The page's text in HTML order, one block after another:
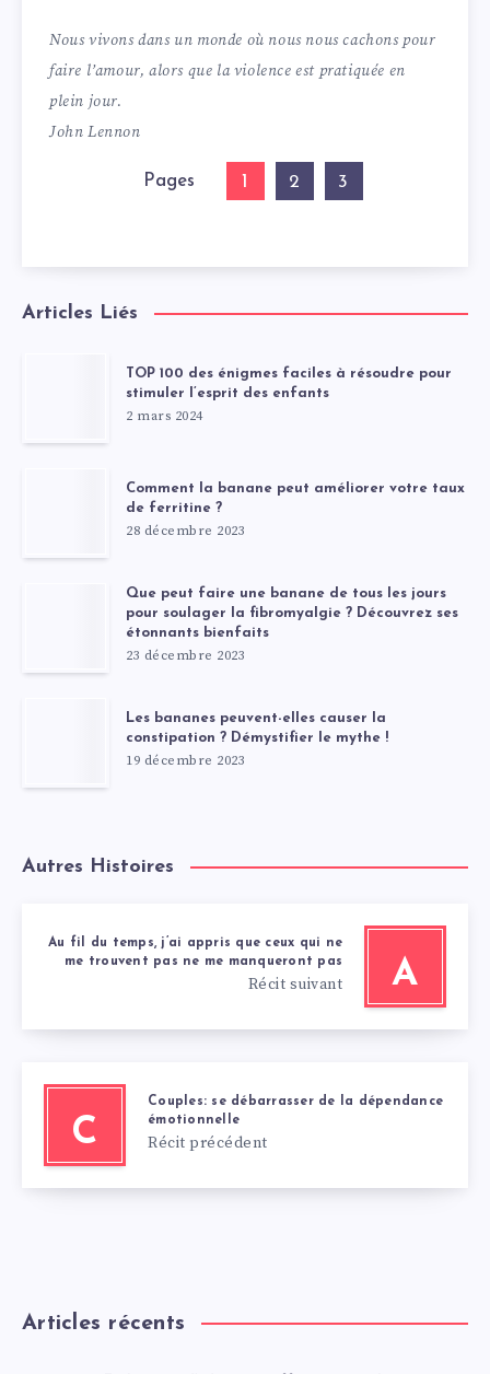
Nous vivons dans un monde où nous nous cachons pour
faire l’amour, alors que la violence est pratiquée en
plein jour.
John Lennon
Pages 1 2 3
Articles Liés
TOP 100 des énigmes faciles à résoudre pour
stimuler l’esprit des enfants
2 mars 2024
Comment la banane peut améliorer votre taux
de ferritine ?
28 décembre 2023
Que peut faire une banane de tous les jours
pour soulager la fibromyalgie ? Découvrez ses
étonnants bienfaits
23 décembre 2023
Les bananes peuvent-elles causer la
constipation ? Démystifier le mythe !
19 décembre 2023
Autres Histoires
A
Au fil du temps, j’ai appris que ceux qui ne
me trouvent pas ne me manqueront pas
Récit suivant
C
Couples: se débarrasser de la dépendance
émotionnelle
Récit précédent
Articles récents